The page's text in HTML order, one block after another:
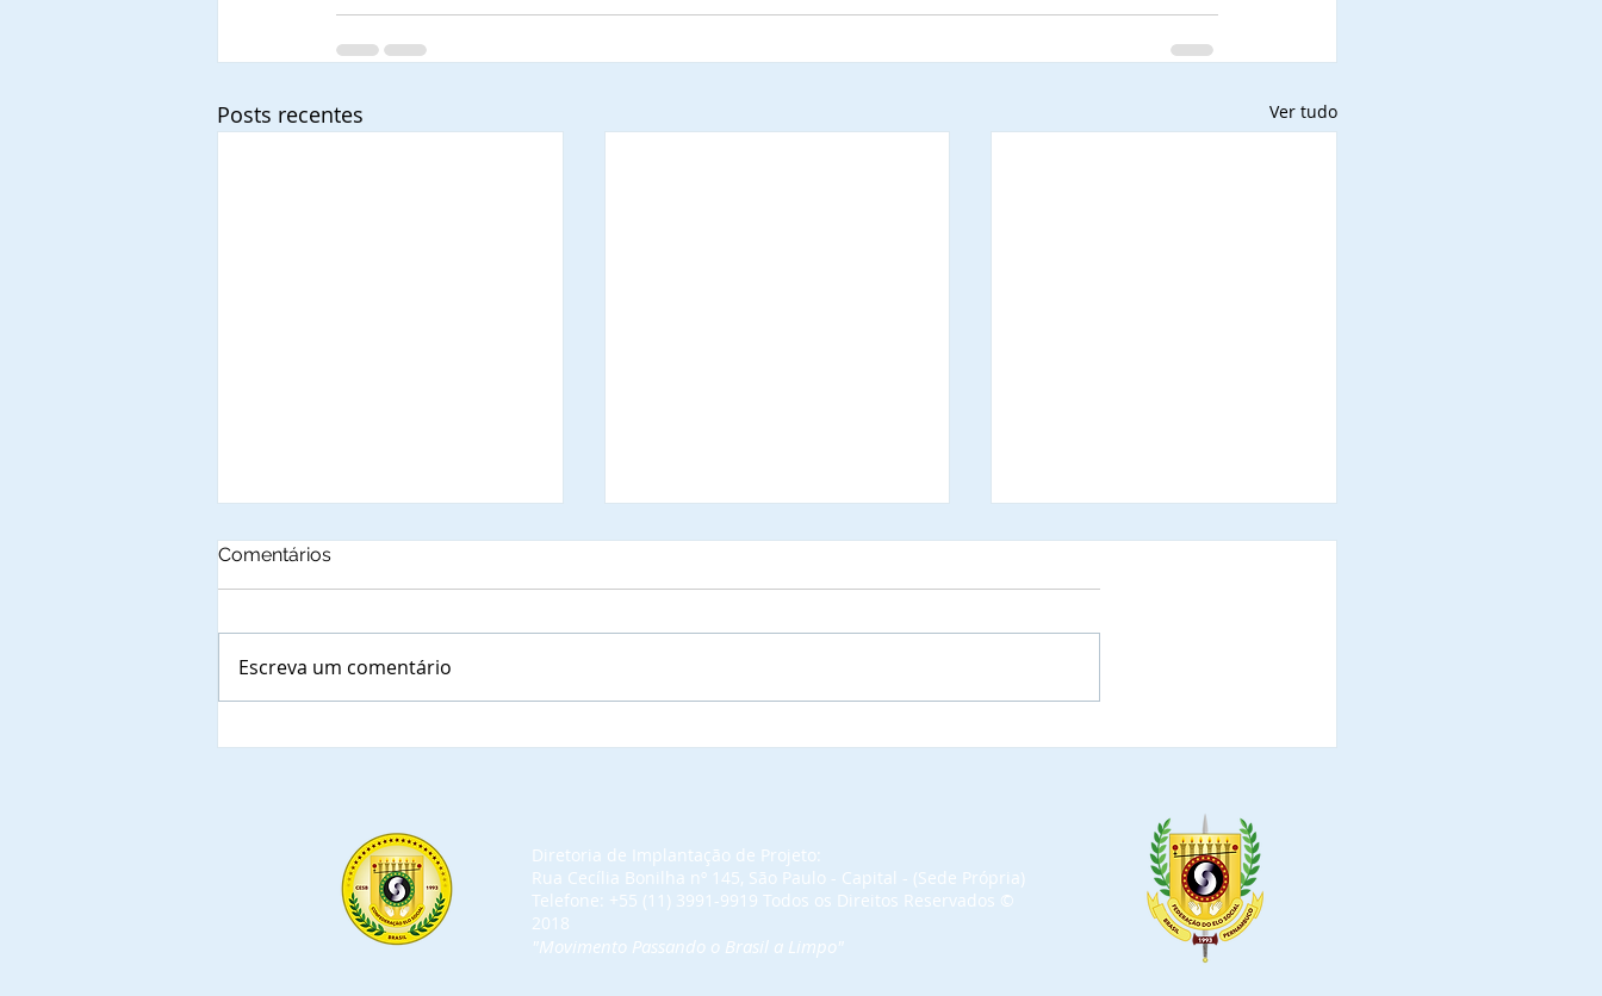
Posts recentes Ver tudo
representante para ocupar
lugar à Mesa de
Autoridades dos eventos do
Projeto Social do Cidadão
Comendadora da Ordem do
Mérito do Elo Sociial.
presença em evento que
deverá aclama-la como
Embaixadora da Ordem do
Mérito do Elo Social do
Municipio de Manaus.
Comentários
Escreva um comentário
Diretoria de Implantação de Projeto:
Rua Cecília Bonilha nº 145, São Paulo - Capital - (Sede Própria)
Telefone: +55 (11) 3991-9919 Todos os Direitos Reservados​ ©
2018
"Movimento Passando o Brasil a Limpo"